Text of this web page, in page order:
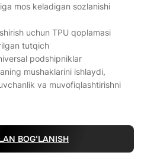
mos keladigan sozlanishi
uchun TPU qoplamasi
tutqich
podshipniklar
mushaklarini ishlaydi,
va muvofiqlashtirishni
BOG‘LANISH